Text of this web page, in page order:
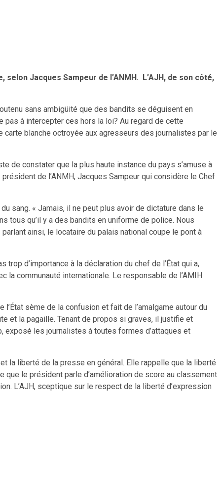
Jacques Sampeur de l’ANMH. L’AJH, de son côté,
sans ambigüité que des bandits se déguisent en
pas à intercepter ces hors la loi? Au regard de cette
blanche octroyée aux agresseurs des journalistes par le
de constater que la plus haute instance du pays s’amuse à
de l’ANMH, Jacques Sampeur qui considère le Chef
sang. « Jamais, il ne peut plus avoir de dictature dans le
tous qu’il y a des bandits en uniforme de police. Nous
ainsi, le locataire du palais national coupe le pont à
d’importance à la déclaration du chef de l’État qui a,
communauté internationale. Le responsable de l’AMIH
sème de la confusion et fait de l’amalgame autour du
et la pagaille. Tenant de propos si graves, il justifie et
les journalistes à toutes formes d’attaques et
la liberté de la presse en général. Elle rappelle que la liberté
le président parle d’amélioration de score au classement
L’AJH, sceptique sur le respect de la liberté d’expression